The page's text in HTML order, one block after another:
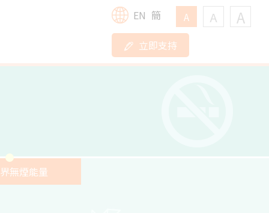
A A A
EN 簡
立即支持
無煙能量